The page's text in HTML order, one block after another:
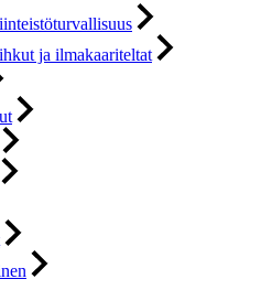
ja ilmakaariteltat